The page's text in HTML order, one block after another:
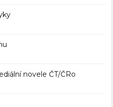
novele ČT/ČRo